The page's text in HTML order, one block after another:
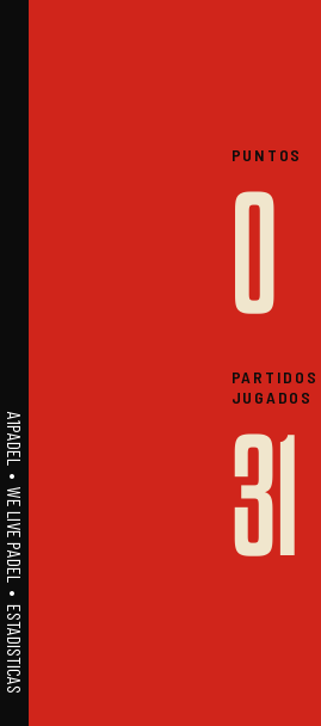
A1PADEL • WE LIVE PADEL • ESTADISTICAS
PUNTOS
0
PARTIDOS
JUGADOS
31